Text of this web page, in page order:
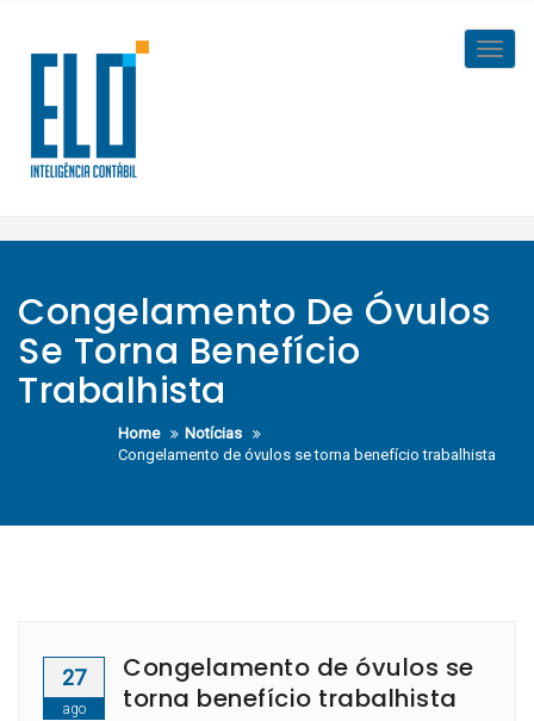
content
Congelamento De Óvulos
Se Torna Benefício
Trabalhista
Home
Notícias
Congelamento de óvulos se torna benefício trabalhista
27
ago
Congelamento de óvulos se
torna benefício trabalhista